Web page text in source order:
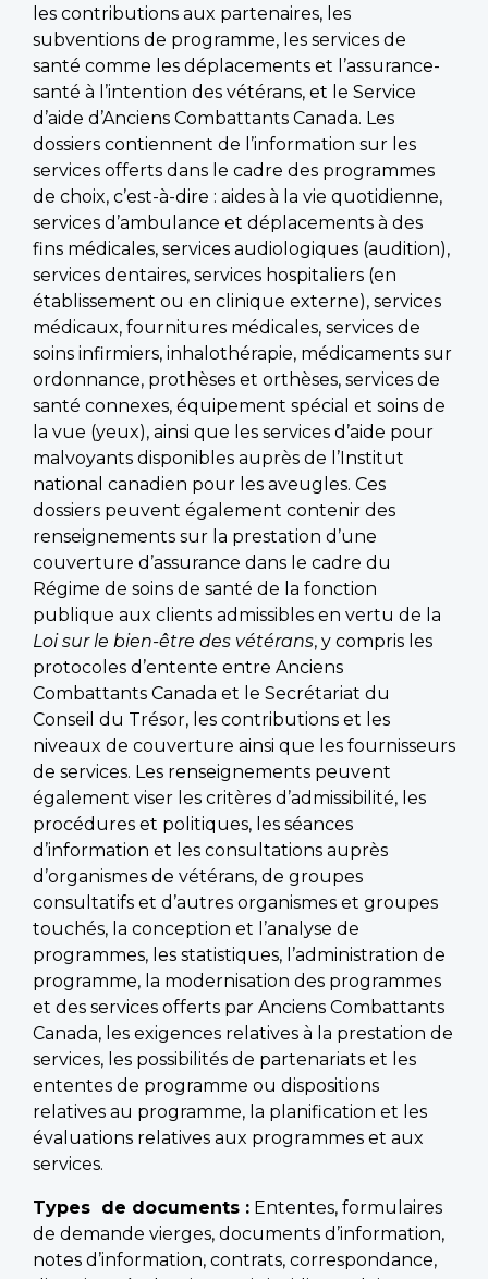
les contributions aux partenaires, les
subventions de programme, les services de
santé comme les déplacements et l’assurance-
santé à l’intention des vétérans, et le Service
d’aide d’Anciens Combattants Canada. Les
dossiers contiennent de l’information sur les
services offerts dans le cadre des programmes
de choix, c’est-à-dire : aides à la vie quotidienne,
services d’ambulance et déplacements à des
fins médicales, services audiologiques (audition),
services dentaires, services hospitaliers (en
établissement ou en clinique externe), services
médicaux, fournitures médicales, services de
soins infirmiers, inhalothérapie, médicaments sur
ordonnance, prothèses et orthèses, services de
santé connexes, équipement spécial et soins de
la vue (yeux), ainsi que les services d’aide pour
malvoyants disponibles auprès de l’Institut
national canadien pour les aveugles. Ces
dossiers peuvent également contenir des
renseignements sur la prestation d’une
couverture d’assurance dans le cadre du
Régime de soins de santé de la fonction
publique aux clients admissibles en vertu de la
Loi sur le bien-être des vétérans, y compris les
protocoles d’entente entre Anciens
Combattants Canada et le Secrétariat du
Conseil du Trésor, les contributions et les
niveaux de couverture ainsi que les fournisseurs
de services. Les renseignements peuvent
également viser les critères d’admissibilité, les
procédures et politiques, les séances
d’information et les consultations auprès
d’organismes de vétérans, de groupes
consultatifs et d’autres organismes et groupes
touchés, la conception et l’analyse de
programmes, les statistiques, l’administration de
programme, la modernisation des programmes
et des services offerts par Anciens Combattants
Canada, les exigences relatives à la prestation de
services, les possibilités de partenariats et les
ententes de programme ou dispositions
relatives au programme, la planification et les
évaluations relatives aux programmes et aux
services.
Types de documents : Ententes, formulaires
de demande vierges, documents d’information,
notes d’information, contrats, correspondance,